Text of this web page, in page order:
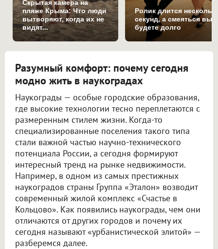
Скрытая камера на
пляже Крыма: Что люди
вытворяют, когда их не
видят...
Ролик длится
секунд, а смеяться вы
будете долго
Разумный комфорт: почему сегодня
модно жить в наукоградах
Наукограды — особые городские образования,
где высокие технологии тесно переплетаются с
размеренным стилем жизни. Когда-то
специализированные поселения такого типа
стали важной частью научно-технического
потенциала России, а сегодня формируют
интересный тренд на рынке недвижимости.
Например, в одном из самых престижных
наукоградов страны Группа «Эталон» возводит
современный жилой комплекс «Счастье в
Кольцово». Как появились наукограды, чем они
отличаются от других городов и почему их
сегодня называют «урбанистической элитой» —
разберемся далее.